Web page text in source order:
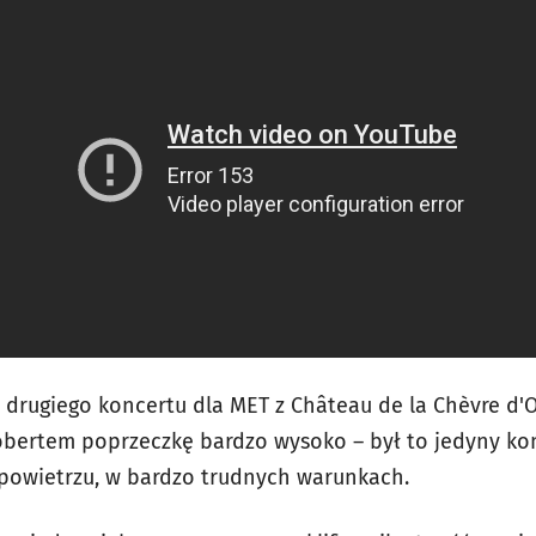
koncertu dla MET z Château de la Chèvre
poprzeczkę bardzo wysoko – był to jedyny
w bardzo trudnych warunkach.